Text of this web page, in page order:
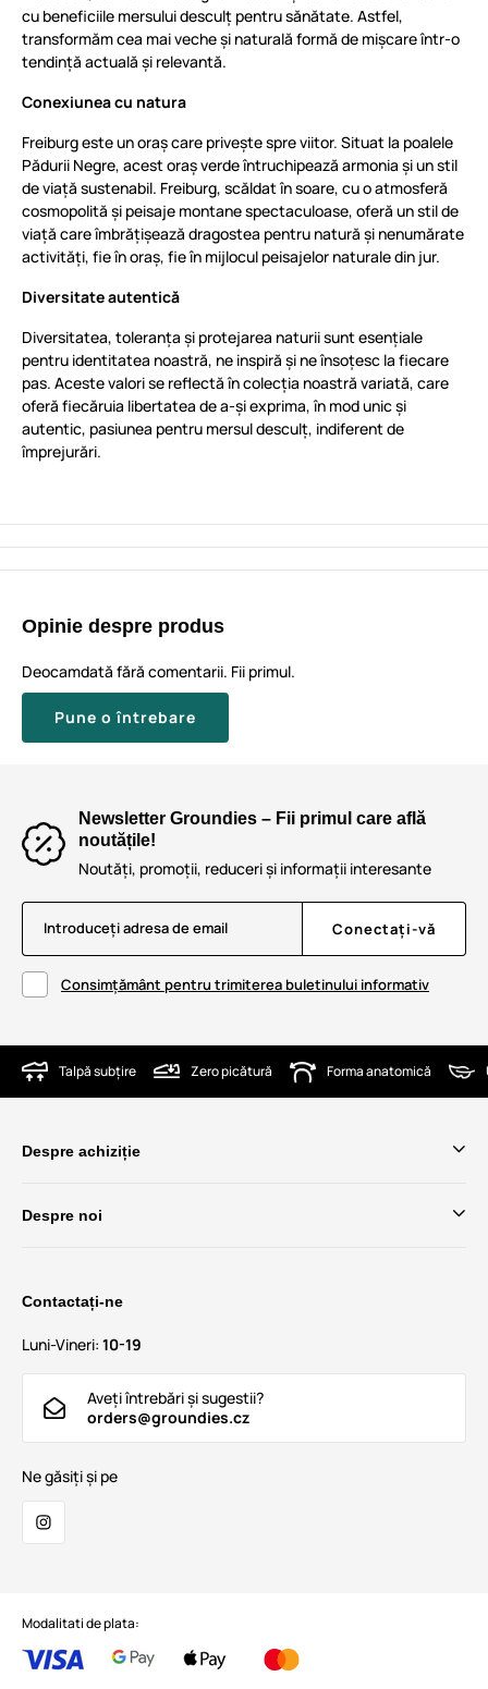
cu beneficiile mersului desculț pentru sănătate. Astfel,
transformăm cea mai veche și naturală formă de mișcare într-o
tendință actuală și relevantă.
Conexiunea cu natura
Freiburg este un oraș care privește spre viitor. Situat la poalele
Pădurii Negre, acest oraș verde întruchipează armonia și un stil
de viață sustenabil. Freiburg, scăldat în soare, cu o atmosferă
cosmopolită și peisaje montane spectaculoase, oferă un stil de
viață care îmbrățișează dragostea pentru natură și nenumărate
activități, fie în oraș, fie în mijlocul peisajelor naturale din jur.
Diversitate autentică
Diversitatea, toleranța și protejarea naturii sunt esențiale
pentru identitatea noastră, ne inspiră și ne însoțesc la fiecare
pas. Aceste valori se reflectă în colecția noastră variată, care
oferă fiecăruia libertatea de a-și exprima, în mod unic și
autentic, pasiunea pentru mersul desculț, indiferent de
împrejurări.
Opinie despre produs
Deocamdată fără comentarii. Fii primul.
Pune o întrebare
Newsletter Groundies – Fii primul care află
noutățile!
Noutăți, promoții, reduceri și informații interesante
Introduceți adresa de email Conectați-vă
Consimțământ pentru trimiterea buletinului informativ
Talpă subțire Zero picătură Forma anatomică
Despre achiziție
Despre noi
Contactați-ne
Luni-Vineri: 10-19
Aveți întrebări și sugestii?
orders@groundies.cz
Ne găsiți și pe
Modalitati de plata: